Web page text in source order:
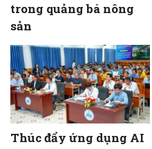
trong quảng bá nông
sản
Thúc đẩy ứng dụng AI